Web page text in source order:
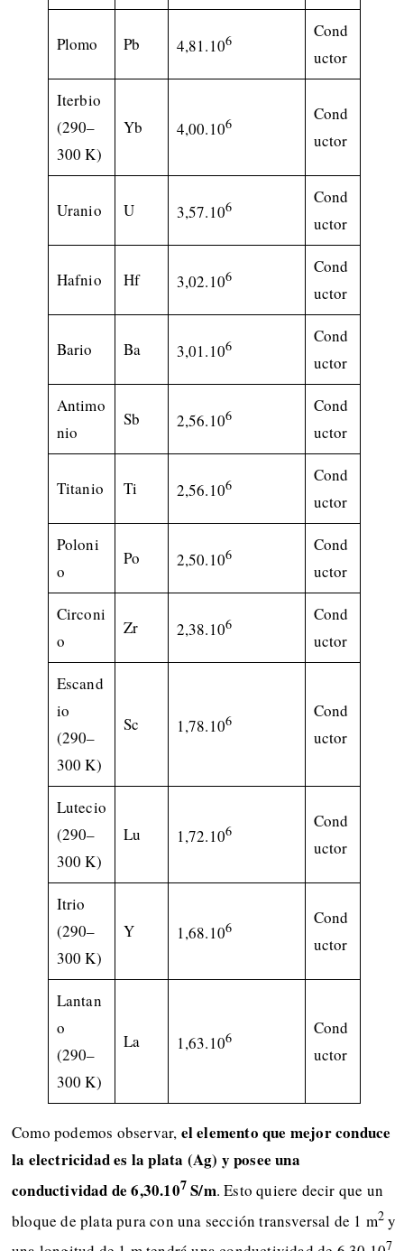
Plomo Pb 4,81.106
Cond
uctor
Iterbio
(290–
300 K)
Yb 4,00.106
Cond
uctor
Uranio U 3,57.106
Cond
uctor
Hafnio Hf 3,02.106
Cond
uctor
Bario Ba 3,01.106
Cond
uctor
Antimo
nio
Sb 2,56.106
Cond
uctor
Titanio Ti 2,56.106
Cond
uctor
Poloni
o
Po 2,50.106
Cond
uctor
Circoni
o
Zr 2,38.106
Cond
uctor
Escand
io
(290–
300 K)
Sc 1,78.106
Cond
uctor
Lutecio
(290–
300 K)
Lu 1,72.106
Cond
uctor
Itrio
(290–
300 K)
Y 1,68.106
Cond
uctor
Lantan
o
(290–
300 K)
La 1,63.106
Cond
uctor
Como podemos observar, el elemento que mejor conduce
la electricidad es la plata (Ag) y posee una
conductividad de 6,30.107S/m. Esto quiere decir que un
bloque de plata pura con una sección transversal de 1 m2 y
7